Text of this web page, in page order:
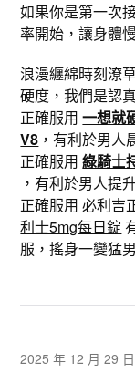
如果你是第一次
率開始，讓身體
浪漫纏綿時刻潦
硬度，我們是認
正確服用一想就
V8 ，有利於男人
正確服用綠騎士
，有利於男人提
正確服用必利吉
利士5mg每日錠
服，搖身一變猛
2025 年 12 月 29 日